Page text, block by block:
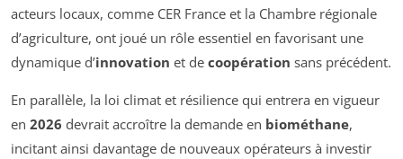
acteurs locaux, comme CER France et la Chambre régionale
d’agriculture, ont joué un rôle essentiel en favorisant une
dynamique d’innovation et de coopération sans précédent.
En parallèle, la loi climat et résilience qui entrera en vigueur
en 2026 devrait accroître la demande en biométhane,
incitant ainsi davantage de nouveaux opérateurs à investir